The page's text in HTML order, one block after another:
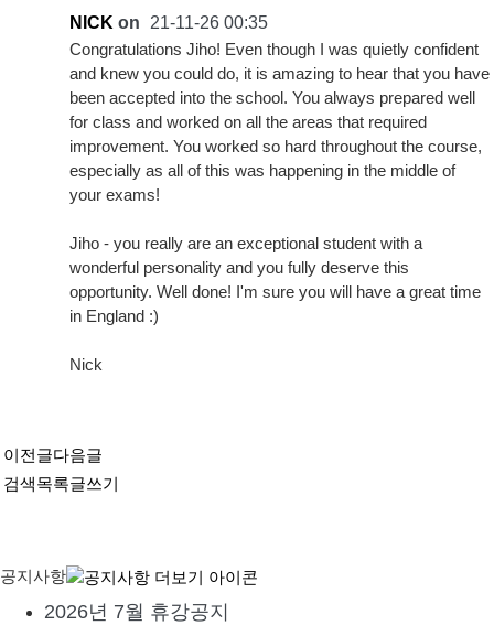
NICK on
21-11-26 00:35
Congratulations Jiho! Even though I was quietly confident
and knew you could do, it is amazing to hear that you have
been accepted into the school. You always prepared well
for class and worked on all the areas that required
improvement. You worked so hard throughout the course,
especially as all of this was happening in the middle of
your exams!
Jiho - you really are an exceptional student with a
wonderful personality and you fully deserve this
opportunity. Well done! I'm sure you will have a great time
in England :)
Nick
이전글다음글
검색목록글쓰기
공지사항
2026년 7월 휴강공지